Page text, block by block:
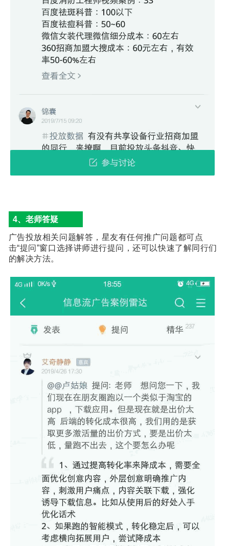
4、老师答疑
广告投放相关问题解答，星友有任何推广问题都可点
击“提问”窗口选择讲师进行提问，还可以快速了解同行们
的解决方法。